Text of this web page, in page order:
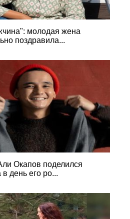
молодая жена
поздравила...
Окапов поделился
день его ро...